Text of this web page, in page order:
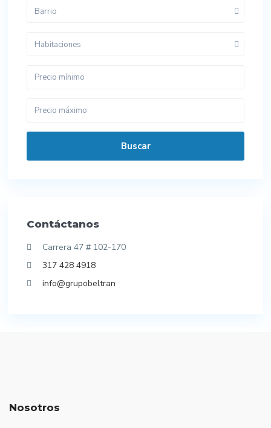
Barrio
Habitaciones
Buscar
Contáctanos
Carrera 47 # 102-170
317 428 4918
info@grupobeltran
Nosotros